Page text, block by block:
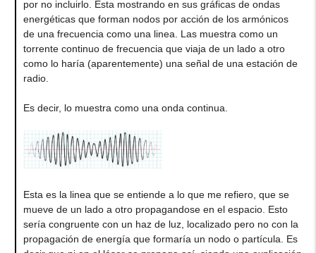
por no incluirlo. Esta mostrando en sus gráficas de ondas
energéticas que forman nodos por acción de los armónicos
de una frecuencia como una linea. Las muestra como un
torrente continuo de frecuencia que viaja de un lado a otro
como lo haría (aparentemente) una señal de una estación de
radio.
Es decir, lo muestra como una onda continua.
Esta es la linea que se entiende a lo que me refiero, que se
mueve de un lado a otro propagandose en el espacio. Esto
sería congruente con un haz de luz, localizado pero no con la
propagación de energía que formaría un nodo o partícula. Es